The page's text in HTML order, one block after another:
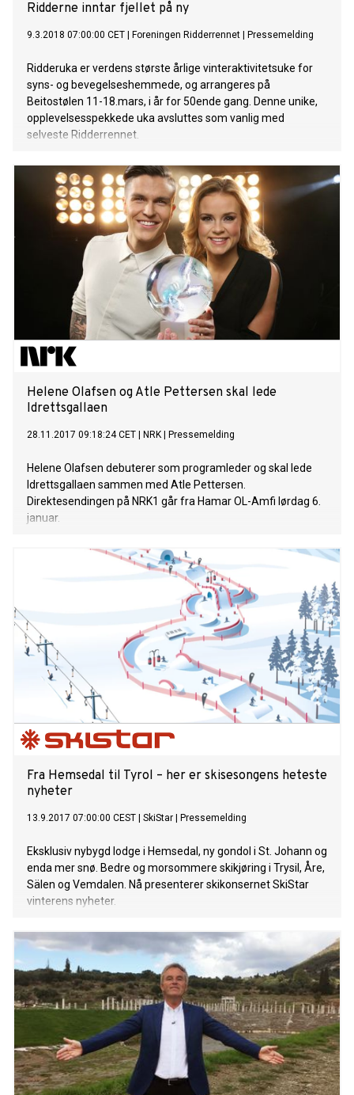
Ridderne inntar fjellet på ny
9.3.2018 07:00:00 CET Foreningen Ridderrennet Pressemelding
Ridderuka er verdens største årlige vinteraktivitetsuke for
syns- og bevegelseshemmede, og arrangeres på
Beitostølen 11-18.mars, i år for 50ende gang. Denne unike,
opplevelsesspekkede uka avsluttes som vanlig med
selveste Ridderrennet.
Helene Olafsen og Atle Pettersen skal lede
Idrettsgallaen
28.11.2017 09:18:24 CET NRK Pressemelding
Helene Olafsen debuterer som programleder og skal lede
Idrettsgallaen sammen med Atle Pettersen.
Direktesendingen på NRK1 går fra Hamar OL-Amfi lørdag 6.
januar.
Fra Hemsedal til Tyrol – her er skisesongens heteste
nyheter
13.9.2017 07:00:00 CEST SkiStar Pressemelding
Eksklusiv nybygd lodge i Hemsedal, ny gondol i St. Johann og
enda mer snø. Bedre og morsommere skikjøring i Trysil, Åre,
Sälen og Vemdalen. Nå presenterer skikonsernet SkiStar
vinterens nyheter.